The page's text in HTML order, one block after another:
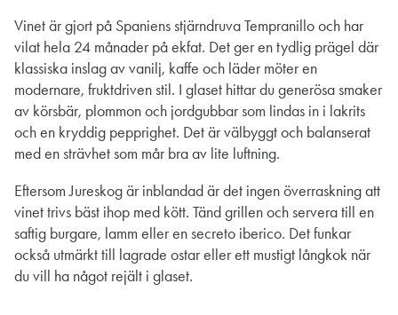
Vinet är gjort på Spaniens stjärndruva Tempranillo och har
vilat hela 24 månader på ekfat. Det ger en tydlig prägel där
klassiska inslag av vanilj, kaffe och läder möter en
modernare, fruktdriven stil. I glaset hittar du generösa smaker
av körsbär, plommon och jordgubbar som lindas in i lakrits
och en kryddig pepprighet. Det är välbyggt och balanserat
med en strävhet som mår bra av lite luftning.
Eftersom Jureskog är inblandad är det ingen överraskning att
vinet trivs bäst ihop med kött. Tänd grillen och servera till en
saftig burgare, lamm eller en secreto iberico. Det funkar
också utmärkt till lagrade ostar eller ett mustigt långkok när
du vill ha något rejält i glaset.